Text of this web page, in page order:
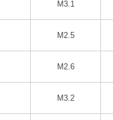
M3.1
M2.5
M2.6
M3.2